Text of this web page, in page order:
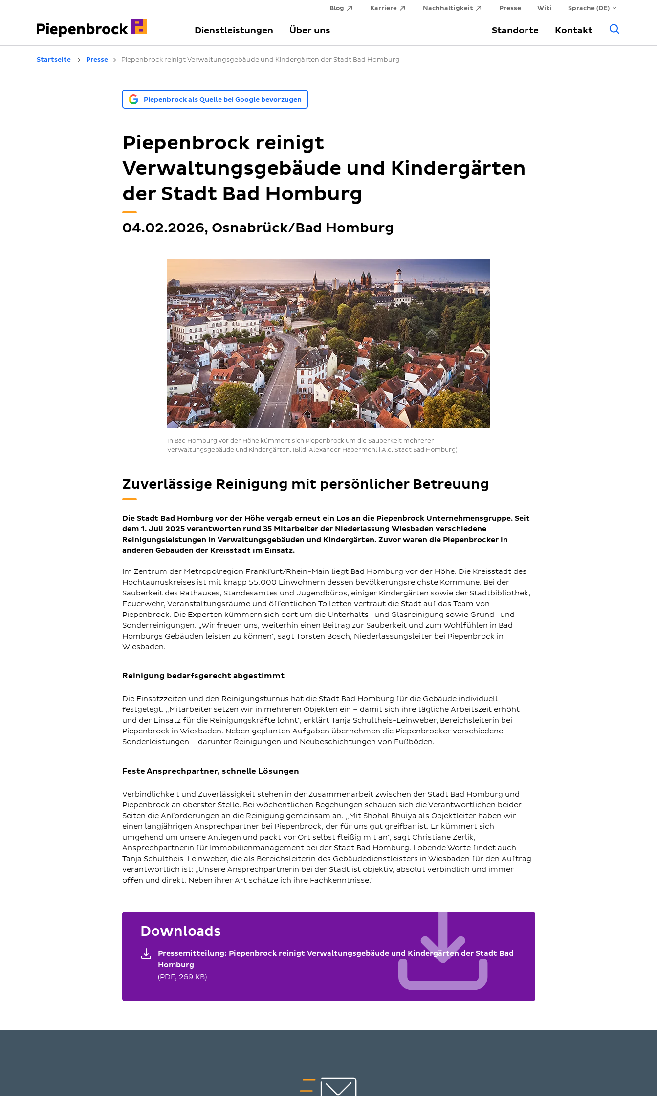
Blog Karriere Nachhaltigkeit Presse Wiki Sprache (DE)
Dienstleistungen Über uns Standorte Kontakt
Startseite Presse Piepenbrock reinigt Verwaltungsgebäude und Kindergärten der Stadt Bad Homburg
Piepenbrock als Quelle bei Google bevorzugen
Piepenbrock reinigt
Verwaltungsgebäude und Kindergärten
der Stadt Bad Homburg
04.02.2026, Osnabrück/Bad Homburg
In Bad Homburg vor der Höhe kümmert sich Piepenbrock um die Sauberkeit mehrerer
Verwaltungsgebäude und Kindergärten. (Bild: Alexander Habermehl i.A.d. Stadt Bad Homburg)
Zuverlässige Reinigung mit persönlicher Betreuung
Die Stadt Bad Homburg vor der Höhe vergab erneut ein Los an die Piepenbrock Unternehmensgruppe. Seit
dem 1. Juli 2025 verantworten rund 35 Mitarbeiter der Niederlassung Wiesbaden verschiedene
Reinigungsleistungen in Verwaltungsgebäuden und Kindergärten. Zuvor waren die Piepenbrocker in
anderen Gebäuden der Kreisstadt im Einsatz.
Im Zentrum der Metropolregion Frankfurt/Rhein-Main liegt Bad Homburg vor der Höhe. Die Kreisstadt des
Hochtaunuskreises ist mit knapp 55.000 Einwohnern dessen bevölkerungsreichste Kommune. Bei der
Sauberkeit des Rathauses, Standesamtes und Jugendbüros, einiger Kindergärten sowie der Stadtbibliothek,
Feuerwehr, Veranstaltungsräume und öffentlichen Toiletten vertraut die Stadt auf das Team von
Piepenbrock. Die Experten kümmern sich dort um die Unterhalts- und Glasreinigung sowie Grund- und
Sonderreinigungen. „Wir freuen uns, weiterhin einen Beitrag zur Sauberkeit und zum Wohlfühlen in Bad
Homburgs Gebäuden leisten zu können“, sagt Torsten Bosch, Niederlassungsleiter bei Piepenbrock in
Wiesbaden.
Reinigung bedarfsgerecht abgestimmt
Die Einsatzzeiten und den Reinigungsturnus hat die Stadt Bad Homburg für die Gebäude individuell
festgelegt. „Mitarbeiter setzen wir in mehreren Objekten ein – damit sich ihre tägliche Arbeitszeit erhöht
und der Einsatz für die Reinigungskräfte lohnt“, erklärt Tanja Schultheis-Leinweber, Bereichsleiterin bei
Piepenbrock in Wiesbaden. Neben geplanten Aufgaben übernehmen die Piepenbrocker verschiedene
Sonderleistungen – darunter Reinigungen und Neubeschichtungen von Fußböden.
Feste Ansprechpartner, schnelle Lösungen
Verbindlichkeit und Zuverlässigkeit stehen in der Zusammenarbeit zwischen der Stadt Bad Homburg und
Piepenbrock an oberster Stelle. Bei wöchentlichen Begehungen schauen sich die Verantwortlichen beider
Seiten die Anforderungen an die Reinigung gemeinsam an. „Mit Shohal Bhuiya als Objektleiter haben wir
einen langjährigen Ansprechpartner bei Piepenbrock, der für uns gut greifbar ist. Er kümmert sich
umgehend um unsere Anliegen und packt vor Ort selbst fleißig mit an“, sagt Christiane Zerlik,
Ansprechpartnerin für Immobilienmanagement bei der Stadt Bad Homburg. Lobende Worte findet auch
Tanja Schultheis-Leinweber, die als Bereichsleiterin des Gebäudedienstleisters in Wiesbaden für den Auftrag
verantwortlich ist: „Unsere Ansprechpartnerin bei der Stadt ist objektiv, absolut verbindlich und immer
offen und direkt. Neben ihrer Art schätze ich ihre Fachkenntnisse.“
Downloads
Pressemitteilung: Piepenbrock reinigt Verwaltungsgebäude und Kindergärten der Stadt Bad
Homburg
(PDF, 269 KB)